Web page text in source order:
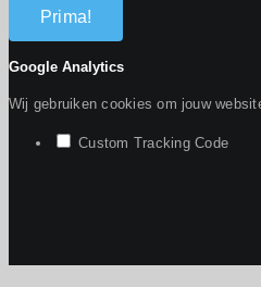
Prima!
Google Analytics
Wij gebruiken cookies om jouw
Custom Tracking Code